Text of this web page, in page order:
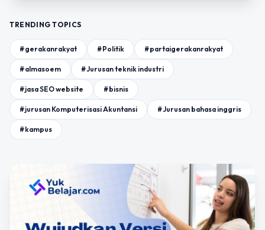
TRENDING TOPICS
#gerakanrakyat #Politik #partaigerakanrakyat
#almasoem #Jurusan teknik industri
#jasa SEO website #bisnis
#jurusan Komputerisasi Akuntansi #Jurusan bahasa inggris
#kampus